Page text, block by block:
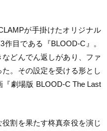
が手掛けたオリジナル
目である『BLOOD-C』。
どんでん返しがあり、ファ
。その設定を受ける形とし
劇場版 BLOOD-C The Last
割を果たす柊真奈役を演じ